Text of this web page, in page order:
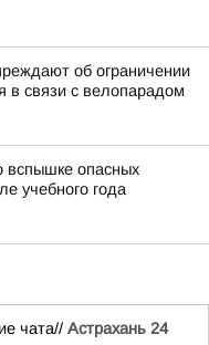
об ограничении
в связи с велопарадом
вспышке опасных
учебного года
чата// Астрахань 24